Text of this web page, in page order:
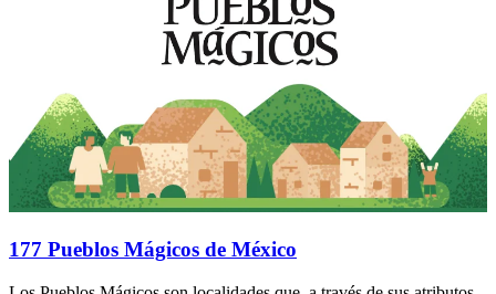
177 Pueblos Mágicos de México